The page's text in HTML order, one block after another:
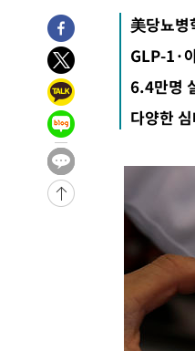
-20174초 전 >
[속보] 뉴욕증
美당뇨병
GLP-1·
6.4만명
다양한